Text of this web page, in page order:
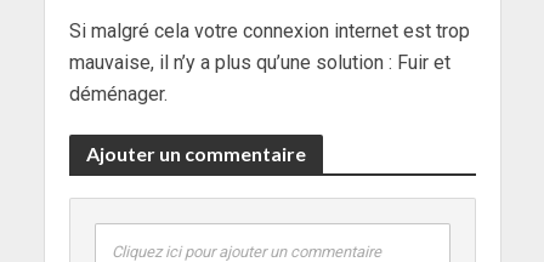
Si malgré cela votre connexion internet est trop
mauvaise, il n’y a plus qu’une solution : Fuir et
déménager.
Ajouter un commentaire
Cliquez ici pour ajouter un commentaire